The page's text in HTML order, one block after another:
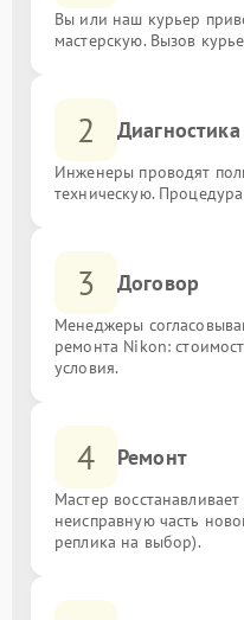
Вы или наш курьер
мастерскую. Вызов
2 Диагностика
Инженеры проводят
техническую.
3 Договор
Менеджеры
ремонта Nikon:
условия.
4 Ремонт
Мастер
неисправную часть
реплика на выбор).